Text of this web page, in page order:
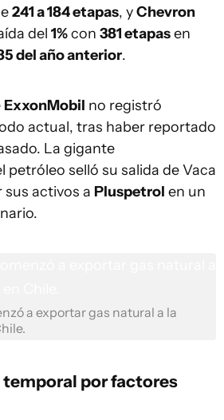
241 a 184 etapas, yChevron
del 1%con 381 etapasen
del año anterior.
ExxonMobil no registró
actual, tras haber reportado
La gigante
petróleo selló su salida de Vaca
activos a Pluspetrol en un
a exportar gas natural a la
por factores